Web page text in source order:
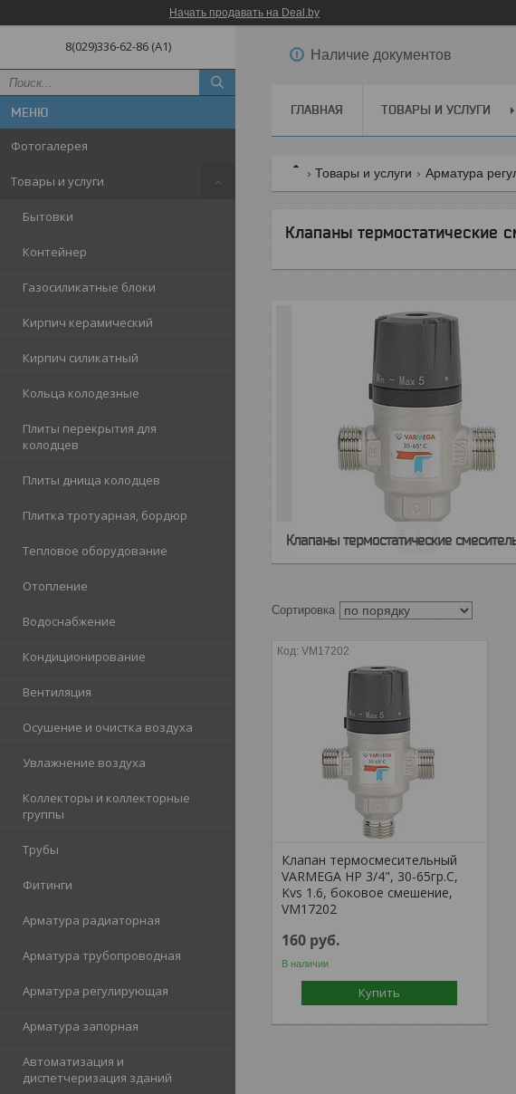
Начать продавать на Deal.by
8(029)336-62-86 (A1)
Фотогалерея
Товары и услуги
Бытовки
Контейнер
Газосиликатные блоки
Кирпич керамический
Кирпич силикатный
Кольца колодезные
Плиты перекрытия для
колодцев
Плиты днища колодцев
Плитка тротуарная, бордюр
Тепловое оборудование
Отопление
Водоснабжение
Кондиционирование
Вентиляция
Осушение и очистка воздуха
Увлажнение воздуха
Коллекторы и коллекторные
группы
Трубы
Фитинги
Арматура радиаторная
Арматура трубопроводная
Арматура регулирующая
Арматура запорная
Автоматизация и
диспетчеризация зданий
Наличие документов
ГЛАВНАЯ ТОВАРЫ И УСЛУГИ
Товары и услуги Арматура
Клапаны термостатические
Клапаны термостатические
VM17202
Клапан термосмесительный
VARMEGA НР 3/4", 30-65гр.С,
Kvs 1.6, боковое смешение,
VM17202
160 руб.
В наличии
Купить